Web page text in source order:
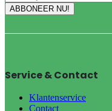
Service & Contact
Klantenservice
Contact